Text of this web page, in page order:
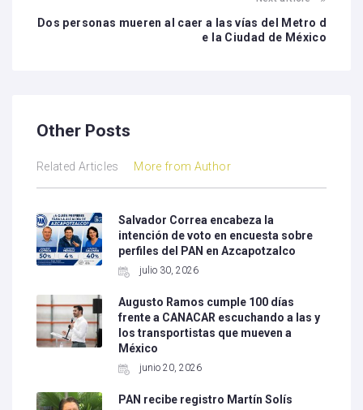
Dos personas mueren al caer a las vías del Metro d
e la Ciudad de México
Other Posts
Related Articles More from Author
Salvador Correa encabeza la
intención de voto en encuesta sobre
perfiles del PAN en Azcapotzalco
julio 30, 2026
Augusto Ramos cumple 100 días
frente a CANACAR escuchando a las y
los transportistas que mueven a
México
junio 20, 2026
PAN recibe registro Martín Solís